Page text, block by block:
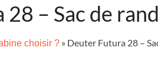
– Sac de
choisir ? » Deuter Futura 28 –